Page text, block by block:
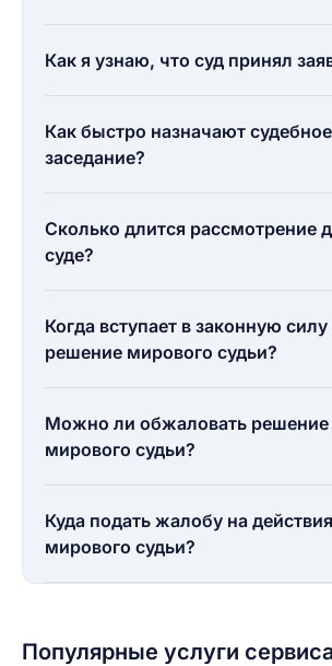
Как я узнаю, что суд принял
Как быстро назначают судебное
заседание?
Сколько длится рассмотрение
суде?
Когда вступает в законную силу
решение мирового судьи?
Можно ли обжаловать решение
мирового судьи?
Куда подать жалобу на действия
мирового судьи?
Популярные услуги